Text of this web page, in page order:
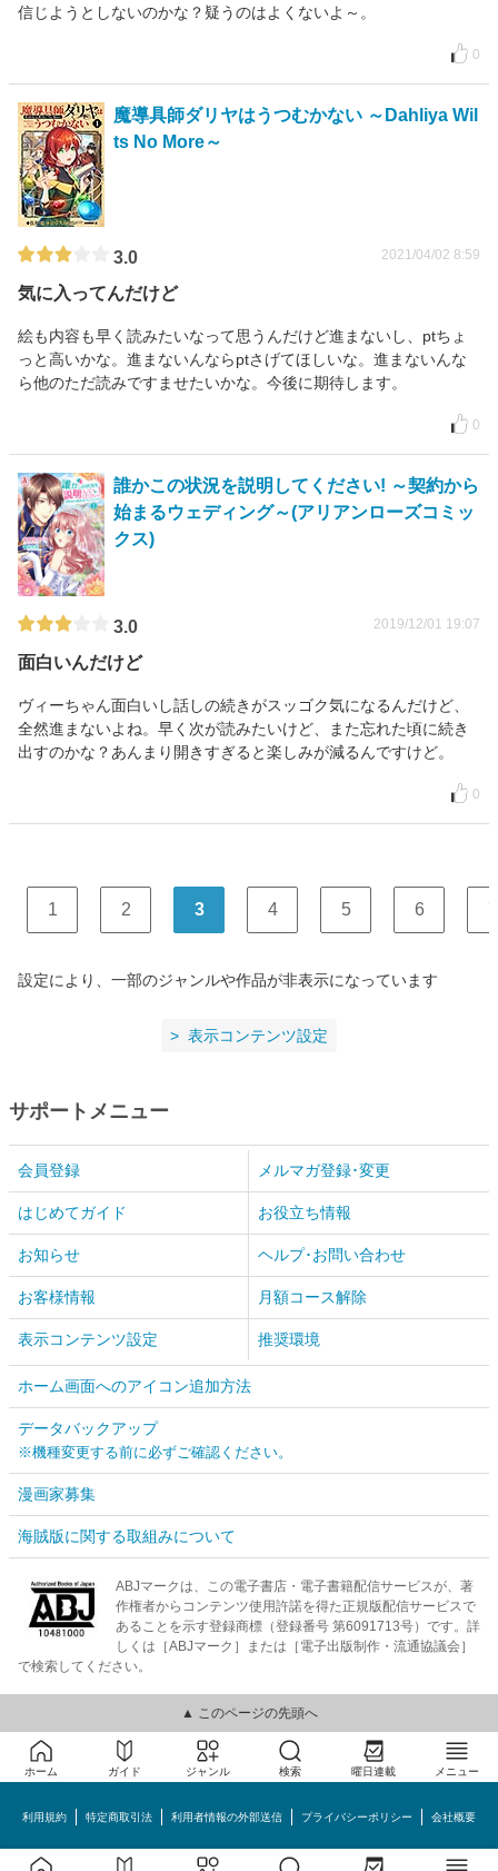
信じようとしないのかな？疑うのはよくないよ～。
0
魔導具師ダリヤはうつむかない ～Dahliya Wil
ts No More～
3.0 2021/04/02 8:59
気に入ってんだけど
絵も内容も早く読みたいなって思うんだけど進まないし、ptちょ
っと高いかな。進まないんならptさげてほしいな。進まないんな
ら他のただ読みですませたいかな。今後に期待します。
0
誰かこの状況を説明してください! ～契約から
始まるウェディング～(アリアンローズコミッ
クス)
3.0 2019/12/01 19:07
面白いんだけど
ヴィーちゃん面白いし話しの続きがスッゴク気になるんだけど、
全然進まないよね。早く次が読みたいけど、また忘れた頃に続き
出すのかな？あんまり開きすぎると楽しみが減るんですけど。
0
1 2 3 4 5 6 7
設定により、一部のジャンルや作品が非表示になっています
表示コンテンツ設定
サポートメニュー
会員登録 メルマガ登録･変更
はじめてガイド お役立ち情報
お知らせ ヘルプ･お問い合わせ
お客様情報 月額コース解除
表示コンテンツ設定 推奨環境
ホーム画面へのアイコン追加方法
データバックアップ
※機種変更する前に必ずご確認ください。
漫画家募集
海賊版に関する取組みについて
ABJマークは、この電子書店・電子書籍配信サービスが、著
作権者からコンテンツ使用許諾を得た正規版配信サービスで
あることを示す登録商標（登録番号 第6091713号）です。詳
しくは［ABJマーク］または［電子出版制作・流通協議会］
で検索してください。
▲ このページの先頭へ
ホーム ガイド ジャンル 検索 曜日連載 メニュー
利用規約 特定商取引法 利用者情報の外部送信 プライバシーポリシー 会社概要
めちゃコミック©MechaComic, Inc.